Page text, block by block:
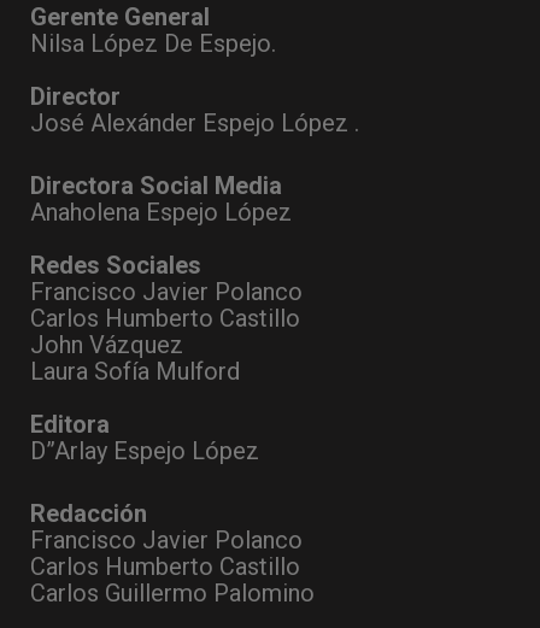
Gerente General
Nilsa López De Espejo.
Director
José Alexánder Espejo López .
Directora Social Media
Anaholena Espejo López
Redes Sociales
Francisco Javier Polanco
Carlos Humberto Castillo
John Vázquez
Laura Sofía Mulford
Editora
D”Arlay Espejo López
Redacción
Francisco Javier Polanco
Carlos Humberto Castillo
Carlos Guillermo Palomino